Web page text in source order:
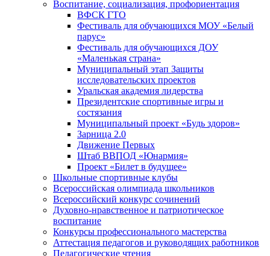
Воспитание, социализация, профориентация
ВФСК ГТО
Фестиваль для обучающихся МОУ «Белый
парус»
Фестиваль для обучающихся ДОУ
«Маленькая страна»
Муниципальный этап Защиты
исследовательских проектов
Уральская академия лидерства
Президентские спортивные игры и
состязания
Муниципальный проект «Будь здоров»
Зарница 2.0
Движение Первых
Штаб ВВПОД «Юнармия»
Проект «Билет в будущее»
Школьные спортивные клубы
Всероссийская олимпиада школьников
Всероссийский конкурс сочинений
Духовно-нравственное и патриотическое
воспитание
Конкурсы профессионального мастерства
Аттестация педагогов и руководящих работников
Педагогические чтения